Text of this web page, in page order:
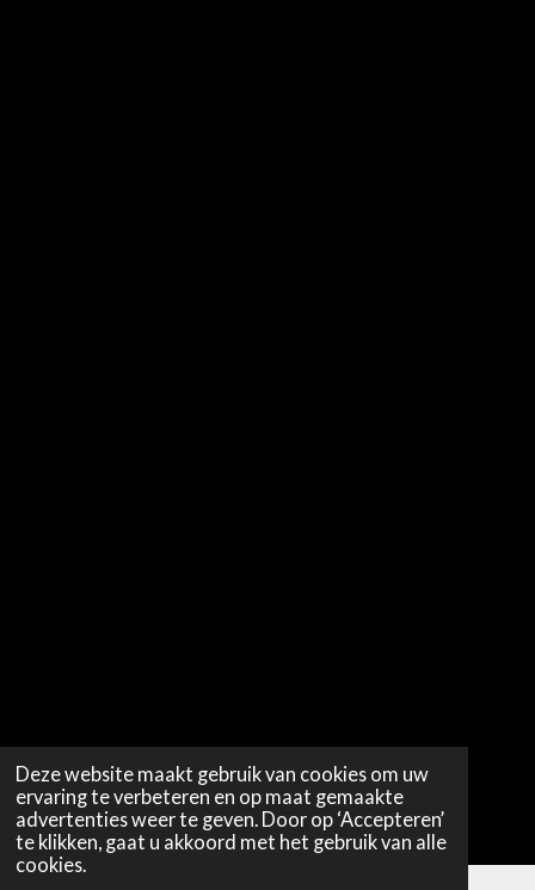
Deze website maakt gebruik van cookies om uw
ervaring te verbeteren en op maat gemaakte
advertenties weer te geven. Door op ‘Accepteren’
te klikken, gaat u akkoord met het gebruik van alle
cookies.